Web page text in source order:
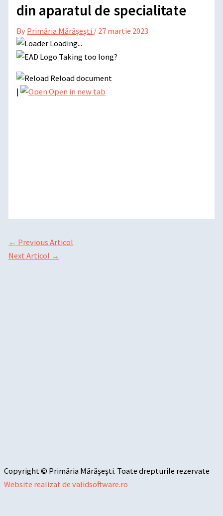
din aparatul de specialitate
By Primăria Mărășești / 27 martie 2023
Loading...
Taking too long?
Reload document
|
Open in new tab
← Previous Articol
Next Articol →
Copyright © Primăria Mărășești. Toate drepturile rezervate
Website realizat de validsoftware.ro